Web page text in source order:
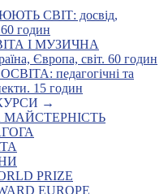
СВІТ: досвід,
60 годин
І МУЗИЧНА
Європа, світ. 60 годин
педагогічні та
15 годин
→
МАЙСТЕРНІСТЬ
PRIZE
EUROPE